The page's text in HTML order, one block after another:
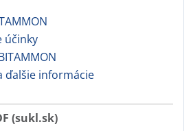
účinky
ďalšie informácie
(sukl.sk)